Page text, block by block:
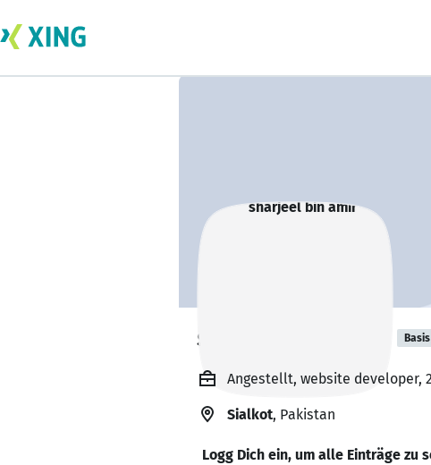
sharjeel bin amir Basis
Angestellt, website developer,
Sialkot, Pakistan
Logg Dich ein, um alle Einträge zu